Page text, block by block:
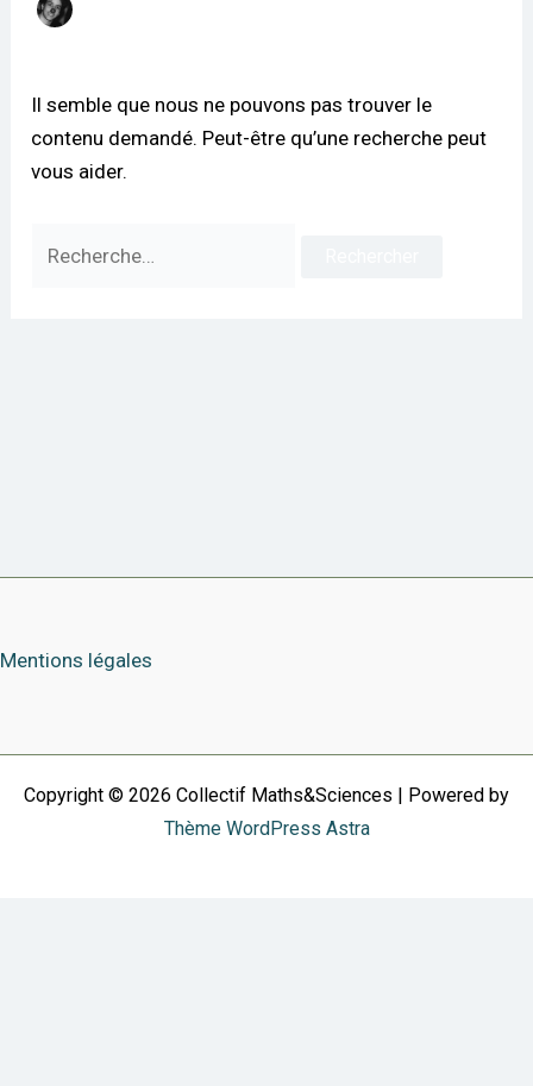
Il semble que nous ne pouvons pas trouver le
contenu demandé. Peut-être qu’une recherche peut
vous aider.
Mentions légales
Copyright © 2026 Collectif Maths&Sciences | Powered by
Thème WordPress Astra